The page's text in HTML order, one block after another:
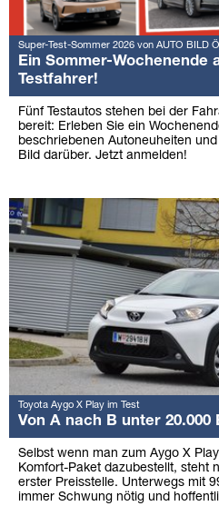
Super-Test-Sommer 2026 von AUTO BILD
Ein Sommer-Wochenende
Testfahrer!
Fünf Testautos stehen bei der
bereit: Erleben Sie ein
beschriebenen Autoneuheiten
Bild darüber. Jetzt anmelden!
Toyota Aygo X Play im Test
Von A nach B unter 20.000
Selbst wenn man zum Aygo X
Komfort-Paket dazubestellt, steht
erster Preisstelle. Unterwegs mit
immer Schwung nötig und